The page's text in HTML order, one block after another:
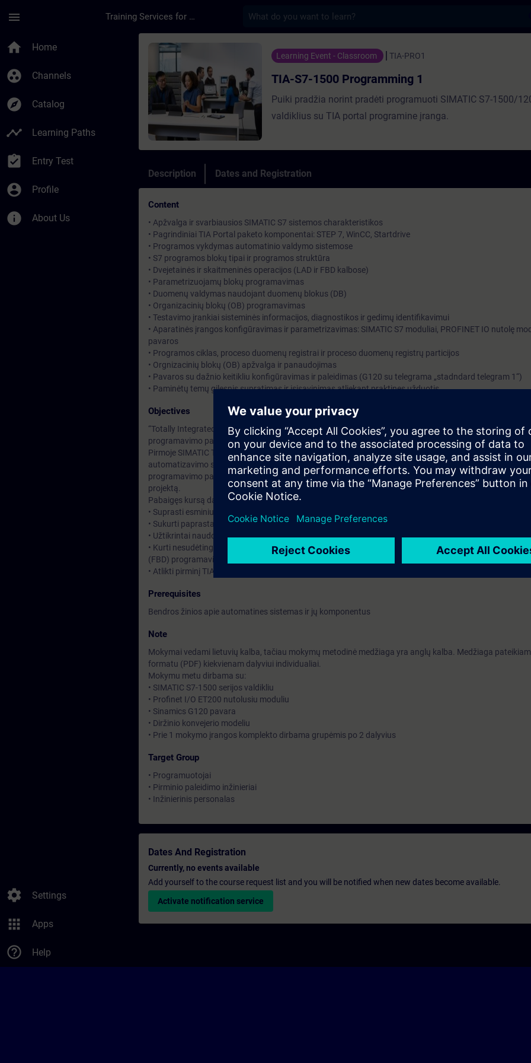
menu Training Services for Digital Industries
home Home
group_work Channels
explore Catalog
timeline Learning Paths
assignment_turned_in Entry Test
account_circle Profile
info About Us
settings Settings
apps Apps
help_outline Help
Course - TIA-S7-1500 Programming 1 - Training - Training -
Learning Event - Classroom TIA-PRO1
TIA-S7-1500 Programming 1
Puiki pradžia norint pradėti programuoti SIMATIC S7-1500/
valdiklius su TIA portal programine įranga.
Description Dates and Registration
Content
• Apžvalga ir svarbiausios SIMATIC S7 sistemos charakteristikos
• Pagrindiniai TIA Portal paketo komponentai: STEP 7, WinCC, Startdrive
• Programos vykdymas automatinio valdymo sistemose
• S7 programos blokų tipai ir programos struktūra
• Dvejetainės ir skaitmeninės operacijos (LAD ir FBD kalbose)
• Parametrizuojamų blokų programavimas
• Duomenų valdymas naudojant duomenų blokus (DB)
• Organizacinių blokų (OB) programavimas
• Testavimo įrankiai sisteminės informacijos, diagnostikos ir gedimų identifikavimui
• Aparatinės įrangos konfigūravimas ir parametrizavimas: SIMATIC S7 moduliai, PROFINET IO nutolę
pavaros
• Programos ciklas, proceso duomenų registrai ir proceso duomenų registrų particijos
• Orgnizacinių blokų (OB) apžvalga ir panaudojimas
• Pavaros su dažnio keitikliu konfigūravimas ir paleidimas (G120 su telegrama „stadndard telegram 1“)
• Paminėtų temų gilesnis supratimas ir įsisavinimas atliekant praktines užduotis
Objectives
“Totally Integrated Automation Portal” (TIA Portal) programinė įranga apjungia SIMATIC STEP7 ir
programavimo paketus į vieną bendrą darbo aplinką.
Pirmoje SIMATIC TIA Portal programavimo mokymų dalyje mokoma naudotis TIA Portal programinę
automatizavimo sistemų struktūros, aparatinės įrangos (hardware) konfigūravimo ir parametrizavimo bei
programavimo pagrindų. Mokymų metu taip pat apžvelgiami: PROFINET IO nutolę moduliai ir pavarų
projektą.
Pabaigęs kursą dalyvis galės:
• Suprasti esminius TIA Portal naudojimo principus
• Sukurti paprastas programas naudojant standartines STEP 7 programavimo instrukcijas
• Užtikrintai naudotis TIA Portal programavimo paketu
• Kurti nesudėtingas programų funkcijas naudojant standartines STEP 7 instrukcijas Ladder (LAD) arba
(FBD) programavimo kalbomis
• Atlikti pirminį TIA komponentų paleidimą ir derinimą
Prerequisites
Bendros žinios apie automatines sistemas ir jų komponentus
Note
Mokymai vedami lietuvių kalba, tačiau mokymų metodinė medžiaga yra anglų kalba. Medžiaga
formatu (PDF) kiekvienam dalyviui individualiai.
Mokymu metu dirbama su:
• SIMATIC S7-1500 serijos valdikliu
• Profinet I/O ET200 nutolusiu moduliu
• Sinamics G120 pavara
• Diržinio konvejerio modeliu
• Prie 1 mokymo įrangos komplekto dirbama grupėmis po 2 dalyvius
Target Group
• Programuotojai
• Pirminio paleidimo inžinieriai
• Inžinierinis personalas
Dates And Registration
Currently, no events available
Add yourself to the course request list and you will be notified when new dates become available.
Activate notification service